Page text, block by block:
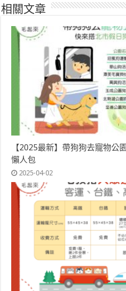
相關文章
【2025最新】帶狗狗去寵物公
懶人包
2025-04-02